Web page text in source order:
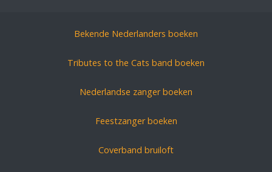
Bekende Nederlanders boeken
Tributes to the Cats band boeken
Nederlandse zanger boeken
Feestzanger boeken
Coverband bruiloft